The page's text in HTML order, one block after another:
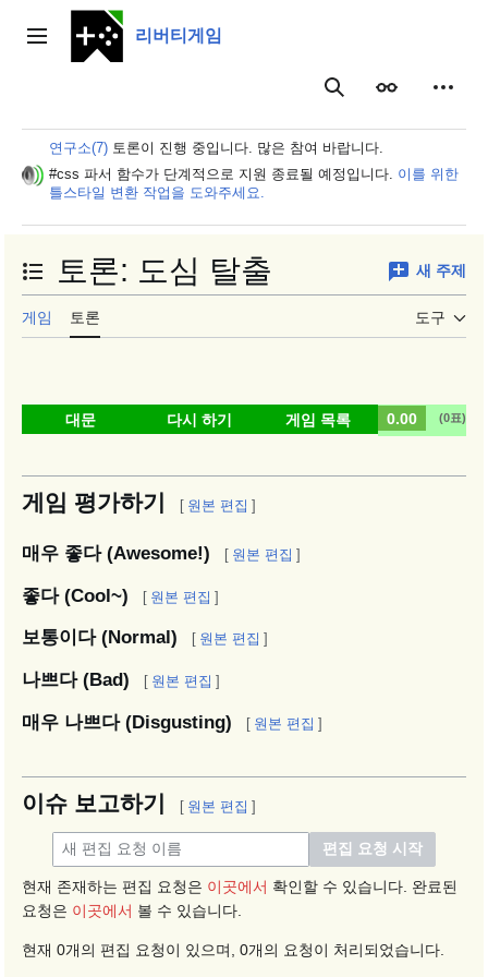
주 메뉴 리버티게임
검색 보이기 개인
연구소(7) 토론이 진행 중입니다. 많은 참여 바랍니다.
#css 파서 함수가 단계적으로 지원 종료될 예정입니다. 이를 위한
틀스타일 변환 작업을 도와주세요.
목차 토글
토론: 도심 탈출 새 주제
게임 토론 도구
대문 다시 하기 게임 목록 0.00 (0표)
게임 평가하기 [ 원본 편집 ]
매우 좋다 (Awesome!) [ 원본 편집 ]
좋다 (Cool~) [ 원본 편집 ]
보통이다 (Normal) [ 원본 편집 ]
나쁘다 (Bad) [ 원본 편집 ]
매우 나쁘다 (Disgusting) [ 원본 편집 ]
이슈 보고하기 [ 원본 편집 ]
현재 존재하는 편집 요청은 이곳에서 확인할 수 있습니다. 완료된
요청은 이곳에서 볼 수 있습니다.
현재 0개의 편집 요청이 있으며, 0개의 요청이 처리되었습니다.